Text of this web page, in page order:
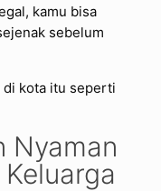
kamu bisa
sebelum
kota itu seperti
Nyaman